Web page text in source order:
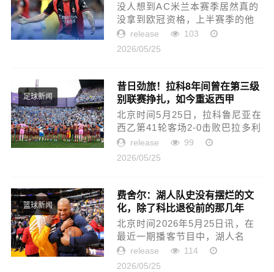
没人想到AC米兰本赛季居然真的
没拿到欧冠资格，上半赛季的他
们还在努力跟国米争夺奖杯，到
了下半赛季，特别是最后几轮居
么...
release
103
2026/05/25
足球新闻
昔日劲旅！拉科8年间曾在第三级
别联赛挣扎，如今重返西甲
北京时间5月25日，拉科鲁尼亚在
西乙第41轮客场2-0击败巴拉多利
德，提前一轮锁定直接升级资
格，时隔8年重返西甲。本场比赛
技...
release
99
2026/05/25
篮球新闻
费舍尔：湖人队史没有摆烂的文
化，除了科比退役前的那几年
北京时间2026年5月25日讯，在
最近一期播客节目中，湖人名
宿、五次总冠军得主德里克-费舍
尔谈到了洛杉矶湖人队的建队理
release
114
2026/05/25